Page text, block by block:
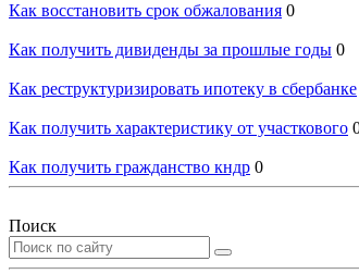
Как восстановить срок обжалования 0
Как получить дивиденды за прошлые годы 0
Как реструктуризировать ипотеку в сбербанке
Как получить характеристику от участкового
Как получить гражданство кндр 0
Поиск